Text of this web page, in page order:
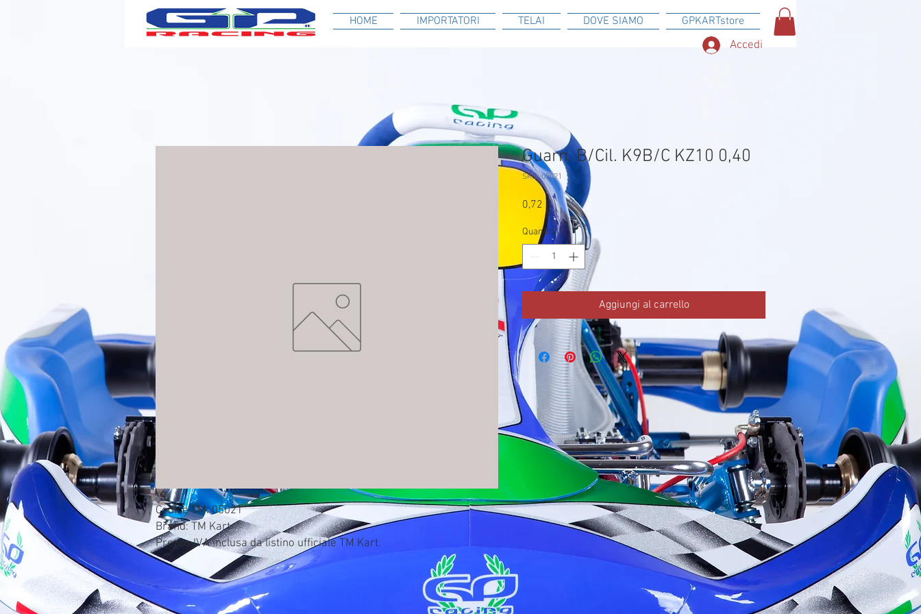
HOME IMPORTATORI TELAI DOVE SIAMO
GPKARTstore
Accedi
Codice TM: 05021
Brand: TM Kart
Prezzo IVA inclusa da listino ufficiale TM Kart.
Guarn. B/Cil. K9B/C KZ10 0,40
SKU: 05021
0,72 €Prezzo
Quantità *
Aggiungi al carrello